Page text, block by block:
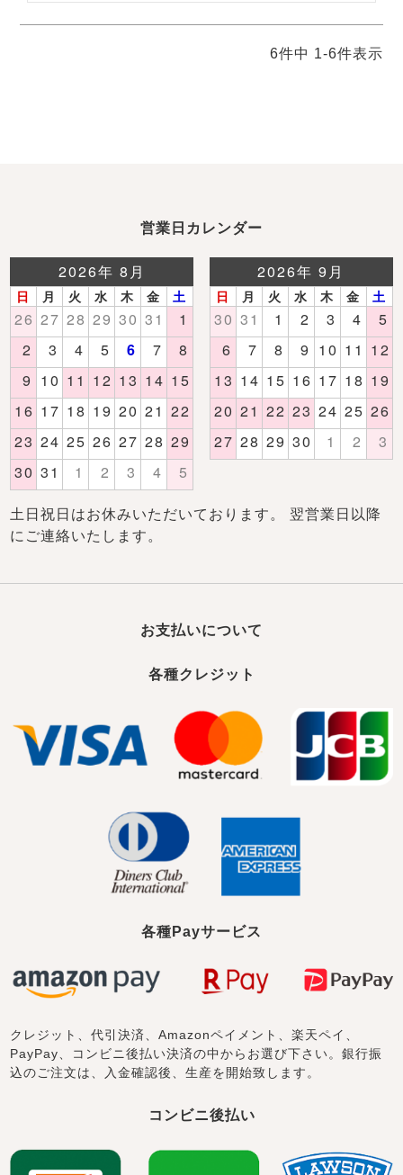
6件中 1-6件表示
営業日カレンダー
土日祝日はお休みいただいております。 翌営業日以降
にご連絡いたします。
お支払いについて
各種クレジット
各種Payサービス
クレジット、代引決済、Amazonペイメント、楽天ペイ、
PayPay、コンビニ後払い決済の中からお選び下さい。銀行振
込のご注文は、入金確認後、生産を開始致します。
コンビニ後払い